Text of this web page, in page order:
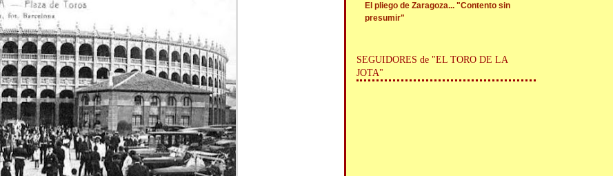
El pliego de Zaragoza... "Contento sin
presumir"
SEGUIDORES de "EL TORO DE LA
JOTA"